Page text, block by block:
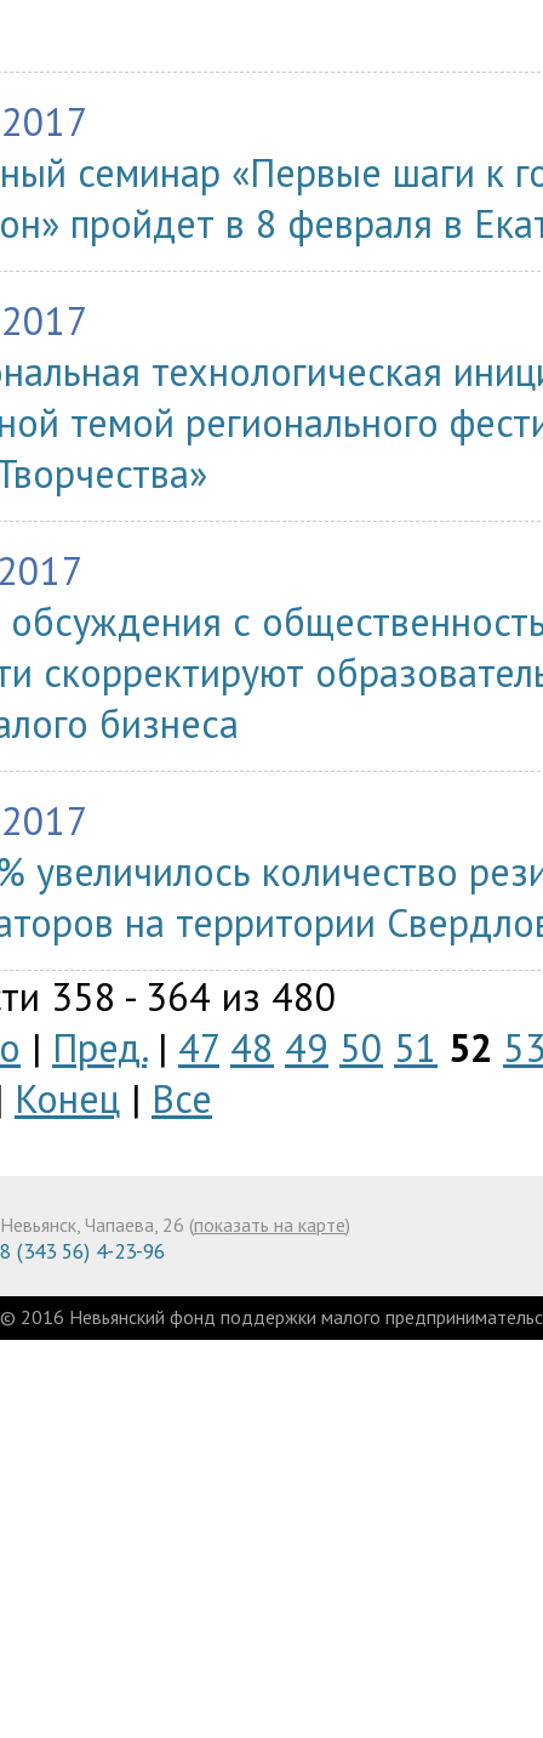
семинар «Первые шаги к
пройдет в 8 февраля в
технологическая
темой регионального
с
скорректируют
бизнеса
увеличилось количество
на территории
358 - 364 из 480
| Пред.| 47 48 49 50 51 52
Конец | Все
Невьянск, Чапаева, 26 (показать на карте)
8 (343 56) 4-23-96
© 2016 Невьянский фонд поддержки малого